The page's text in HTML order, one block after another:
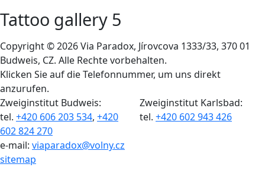
Tattoo gallery 5
Copyright © 2026 Via Paradox, Jírovcova 1333/33, 370 01
Budweis, CZ. Alle Rechte vorbehalten.
Klicken Sie auf die Telefonnummer, um uns direkt
anzurufen.
Zweiginstitut Budweis:
Zweiginstitut Karlsbad:
tel. +420 606 203 534, +420
602 824 270
tel. +420 602 943 426
e-mail: viaparadox@volny.cz
sitemap